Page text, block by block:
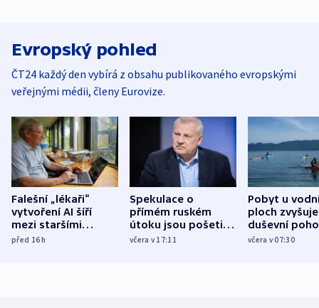
Evropský pohled
ČT24 každý den vybírá z obsahu publikovaného evropskými
veřejnými médii, členy Eurovize.
Falešní „lékaři“
vytvoření AI šíří
mezi staršími
Poláky nebezpečné
před 16h
Spekulace o
přímém ruském
útoku jsou pošetilé,
míní estonský
včera v 17:11
Pobyt u
ploch zvyšuje
duševní
ukázala
včera v 07:30